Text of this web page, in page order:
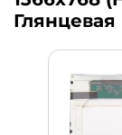
Глянцевая